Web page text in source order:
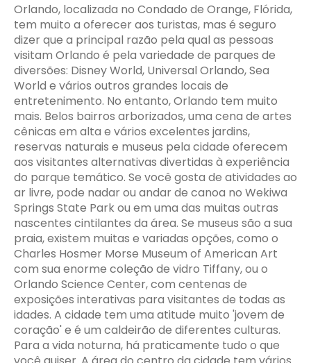
Orlando, localizada no Condado de Orange, Flórida,
tem muito a oferecer aos turistas, mas é seguro
dizer que a principal razão pela qual as pessoas
visitam Orlando é pela variedade de parques de
diversões: Disney World, Universal Orlando, Sea
World e vários outros grandes locais de
entretenimento. No entanto, Orlando tem muito
mais. Belos bairros arborizados, uma cena de artes
cênicas em alta e vários excelentes jardins,
reservas naturais e museus pela cidade oferecem
aos visitantes alternativas divertidas à experiência
do parque temático. Se você gosta de atividades ao
ar livre, pode nadar ou andar de canoa no Wekiwa
Springs State Park ou em uma das muitas outras
nascentes cintilantes da área. Se museus são a sua
praia, existem muitas e variadas opções, como o
Charles Hosmer Morse Museum of American Art
com sua enorme coleção de vidro Tiffany, ou o
Orlando Science Center, com centenas de
exposições interativas para visitantes de todas as
idades. A cidade tem uma atitude muito 'jovem de
coração' e é um caldeirão de diferentes culturas.
Para a vida noturna, há praticamente tudo o que